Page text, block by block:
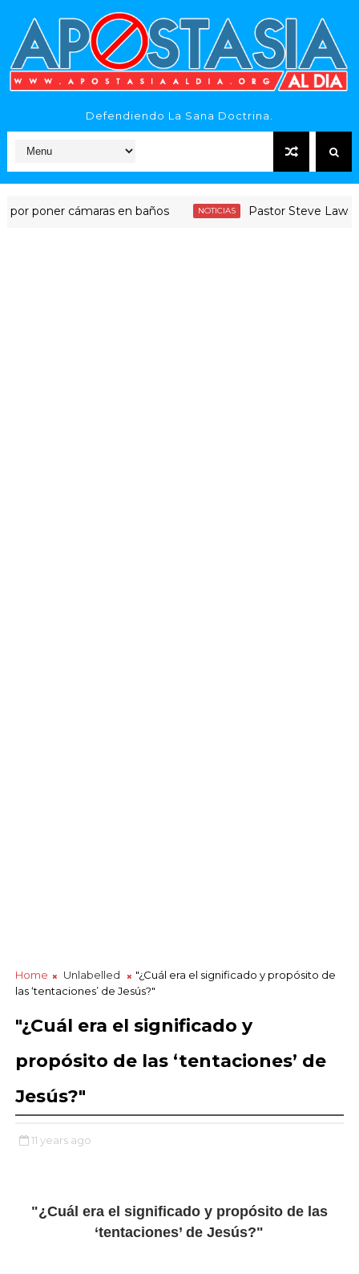
Defendiendo La Sana Doctrina.
cámaras en baños NOTICIAS Pastor Steve Lawson
Home Unlabelled
"¿Cuál era el significado y propósito de
las ‘tentaciones’ de Jesús?"
"¿Cuál era el significado y
propósito de las ‘tentaciones’ de
Jesús?"
11 years ago
"¿Cuál era el significado y propósito de las
‘tentaciones’ de Jesús?"